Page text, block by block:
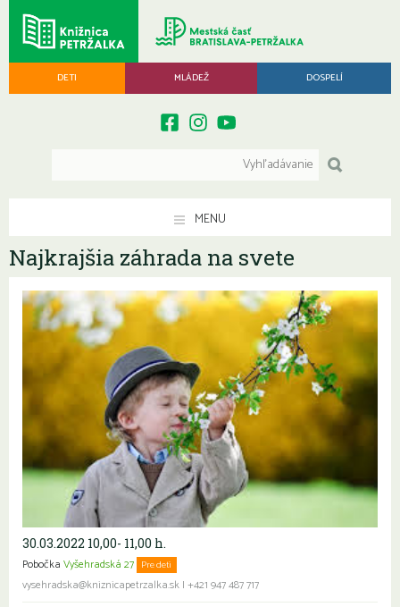
DETI MLÁDEŽ DOSPELÍ
MENU
Najkrajšia záhrada na svete
30.03.2022 10,00- 11,00 h.
Pobočka Vyšehradská 27 Pre deti
vysehradska@kniznicapetrzalka.sk | +421 947 487 717